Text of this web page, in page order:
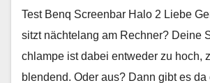
Test Benq Screenbar Halo 2 Liebe
sitzt nächte­lang am Rech­n­er? Deine
chlampe ist dabei entwed­er zu hoch,
blendend. Oder aus? Dann gibt es